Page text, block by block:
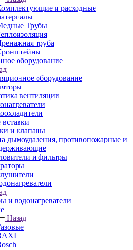
и расходные
Трубы
труба
оборудование
оборудование
вентиляции
вставки
и клапаны
дымоудаления, противопожарные и
и фильтры
и водонагреватели
Назад